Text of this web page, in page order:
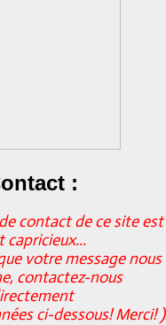
:
contact de ce site est
capricieux...
votre message nous
contactez-nous
ci-dessous! Merci! )